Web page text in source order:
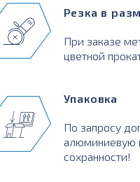
Резка в
При заказе
цветной
Упаковка
По запросу
алюминиевую
сохранности!